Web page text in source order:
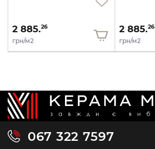
2 885.26
грн/м2
2 885.26
грн/м2
067 322 7597